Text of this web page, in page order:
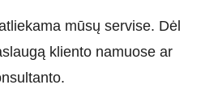
mūsų servise. Dėl
kliento namuose ar